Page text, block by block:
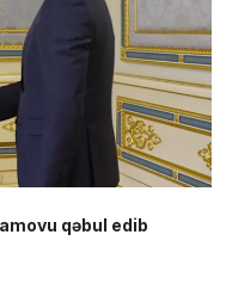
qəbul edib